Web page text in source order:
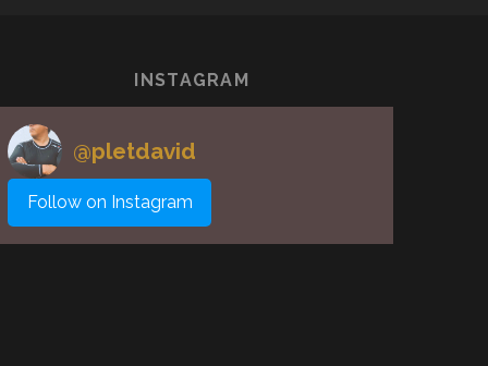
INSTAGRAM
@pletdavid
Follow on Instagram